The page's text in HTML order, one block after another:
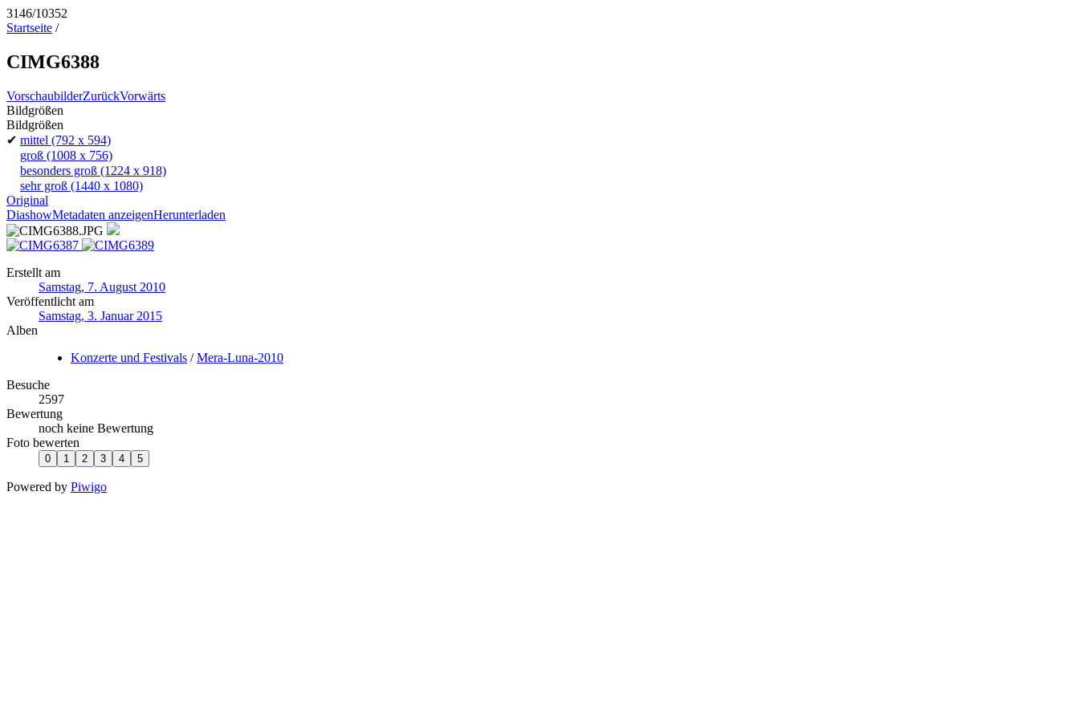
3146/10352
Startseite /
CIMG6388
VorschaubilderZurückVorwärts
Bildgrößen
Bildgrößen
✔ mittel (792 x 594)
groß (1008 x 756)
besonders groß (1224 x 918)
sehr groß (1440 x 1080)
Original
DiashowMetadaten anzeigenHerunterladen
Erstellt am
Samstag, 7. August 2010
Veröffentlicht am
Samstag, 3. Januar 2015
Alben
Konzerte und Festivals /Mera-Luna-2010
Besuche
2597
Bewertung
noch keine Bewertung
Foto bewerten
Powered by Piwigo